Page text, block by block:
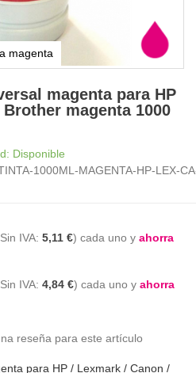
magenta
magenta para HP
magenta 1000
Disponible
1000ML-MAGENTA-HP-LEX-
5,11 € cada uno y ahorra
4,84 € cada uno y ahorra
reseña para este artículo
para HP / Lexmark / Canon /